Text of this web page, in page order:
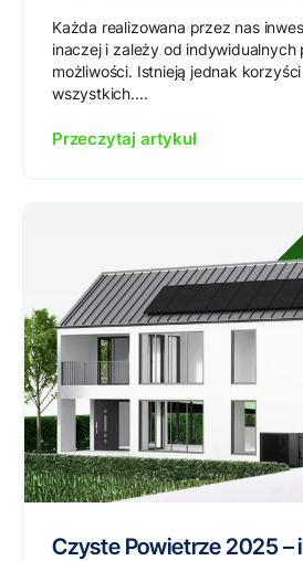
Każda realizowana przez nas
inaczej i zależy od indywidualnych
możliwości. Istnieją jednak
wszystkich....
Przeczytaj artykuł
Czyste Powietrze 2025 –